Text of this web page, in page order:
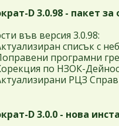
D 3.0.98 - пакет за
във версия 3.0.98:
списък с
програмни
по НЗОК-
РЦЗ
D 3.0.0 - нова